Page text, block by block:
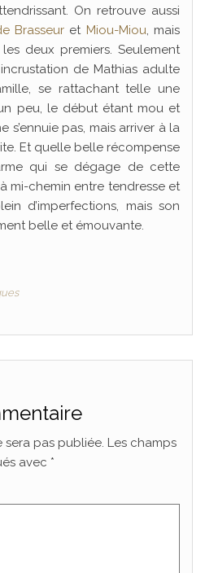
On retrouve aussi
Brasseur et Miou-Miou, mais
deux premiers. Seulement
de Mathias adulte
se rattachant telle une
peu, le début étant mou et
s’ennuie pas, mais arriver à la
Et quelle belle récompense
qui se dégage de cette
mi-chemin entre tendresse et
d’imperfections, mais son
belle et émouvante.
sera pas publiée. Les champs
avec *